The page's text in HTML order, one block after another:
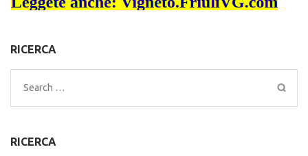
RICERCA
Search
for:
RICERCA